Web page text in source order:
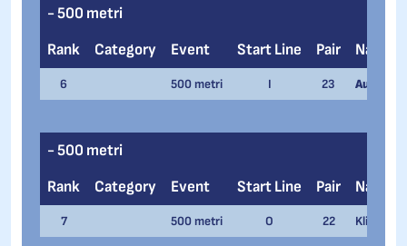
- 500 metri
Rank
Category Event Start Line Pair Name
6 500 metri I 23 Aurora
- 500 metri
Rank
Category Event Start Line Pair Name
7 500 metri O 22 Klink